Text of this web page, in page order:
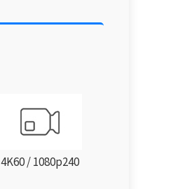
4K60 / 1080p240